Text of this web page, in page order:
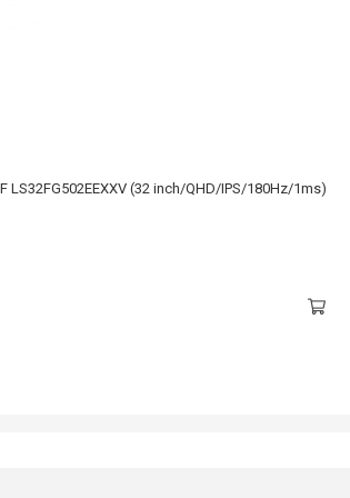
LS32FG502EEXXV (32 inch/QHD/IPS/180Hz/1ms)